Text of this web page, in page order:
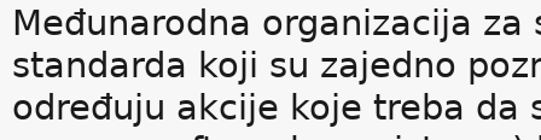
Međunarodna organizacija
standarda koji su zajedno
određuju akcije koje treba da